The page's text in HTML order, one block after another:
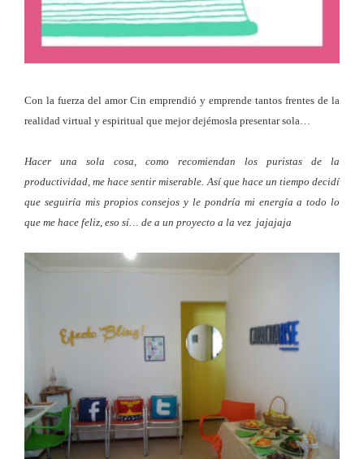
Con la fuerza del amor Cin emprendió y emprende tantos frentes de la
realidad virtual y espiritual que mejor dejémosla presentar sola…
Hacer una sola cosa, como recomiendan los puristas de la
productividad, me hace sentir miserable. Así que hace un tiempo decidí
que seguiría mis propios consejos y le pondría mi energía a todo lo
que me hace feliz, eso sí… de a un proyecto a la vez jajajaja